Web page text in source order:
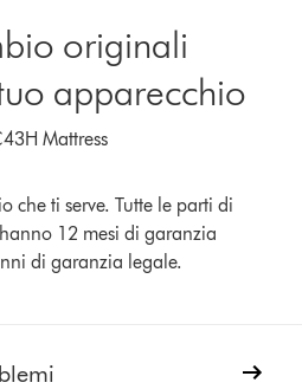
originali
apparecchio
Mattress
che ti serve. Tutte le parti di
12 mesi di garanzia
di garanzia legale.